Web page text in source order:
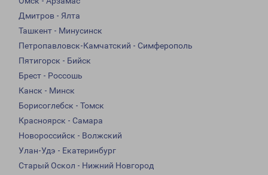
Дмитров - Ялта
Ташкент - Минусинск
Петропавловск-Камчатский - Симферополь
Пятигорск - Бийск
Брест - Россошь
Канск - Минск
Борисоглебск - Томск
Красноярск - Самара
Новороссийск - Волжский
Улан-Удэ - Екатеринбург
Старый Оскол - Нижний Новгород